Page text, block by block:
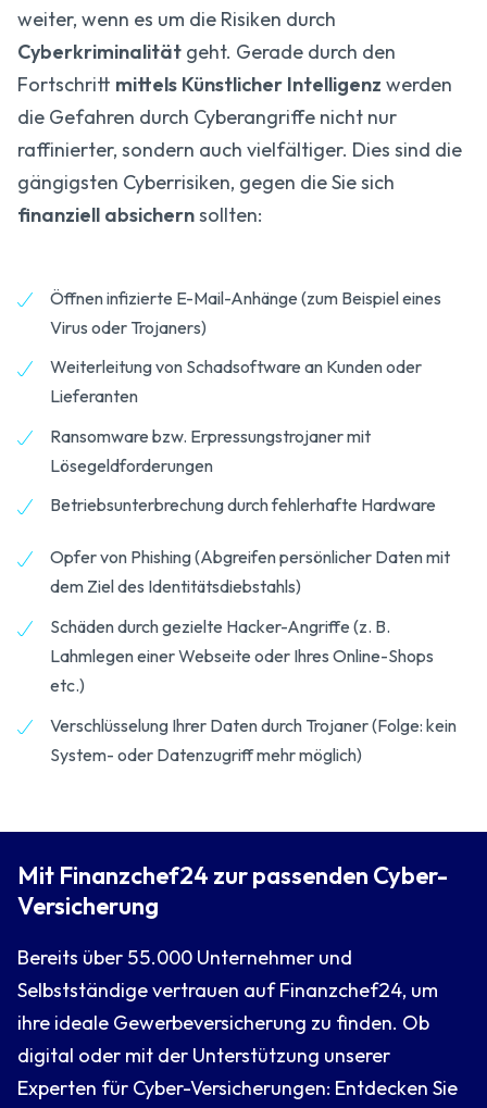
weiter, wenn es um die Risiken durch
Cyberkriminalität geht. Gerade durch den
Fortschritt mittels Künstlicher Intelligenz werden
die Gefahren durch Cyberangriffe nicht nur
raffinierter, sondern auch vielfältiger. Dies sind die
gängigsten Cyberrisiken, gegen die Sie sich
finanziell absichernsollten:
Öffnen infizierte E-Mail-Anhänge (zum Beispiel eines
Virus oder Trojaners)
Weiterleitung von Schadsoftware an Kunden oder
Lieferanten
Ransomware bzw. Erpressungstrojaner mit
Lösegeldforderungen
Betriebsunterbrechung durch fehlerhafte Hardware
Opfer von Phishing (Abgreifen persönlicher Daten mit
dem Ziel des Identitätsdiebstahls)
Schäden durch gezielte Hacker-Angriffe (z. B.
Lahmlegen einer Webseite oder Ihres Online-Shops
etc.)
Verschlüsselung Ihrer Daten durch Trojaner (Folge: kein
System- oder Datenzugriff mehr möglich)
Mit Finanzchef24 zur passenden Cyber-
Versicherung
Bereits über 55.000 Unternehmer und
Selbstständige vertrauen auf Finanzchef24, um
ihre ideale Gewerbeversicherung zu finden. Ob
digital oder mit der Unterstützung unserer
Experten für Cyber-Versicherungen: Entdecken Sie